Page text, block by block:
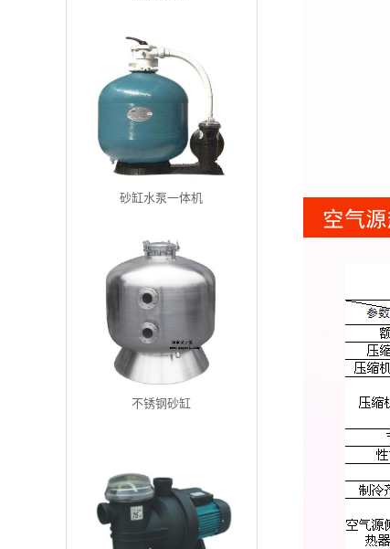
砂缸水泵一体机
不锈钢砂缸